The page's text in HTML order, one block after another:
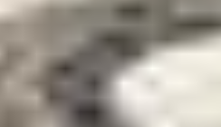
en toezichtdoeleinden,
rechtsmiddel. Indien u op
klikt en geen van de
statistieken of marketing) hebt
hierboven beschreven